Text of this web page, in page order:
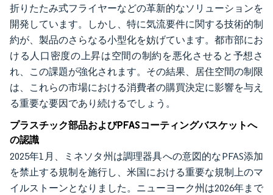
折りたたみ式フライヤーなどの革新的なソリューションを
開発しています。しかし、特に気流要件に関する技術的制
約が、製品のさらなる小型化を妨げています。都市部にお
ける人口密度の上昇は空間の制約を悪化させると予想さ
れ、この課題が強化されます。その結果、居住空間の制限
は、これらの市場における消費者の購買決定に影響を与え
る重要な要因であり続けるでしょう。
プラスチック部品およびPFASコーティングバスケットへ
の認識
2025年1月、ミネソタ州は調理器具への意図的なPFAS添加
を禁止する規制を施行し、米国における重要な規制上のマ
イルストーンとなりました。ニューヨーク州は2026年まで